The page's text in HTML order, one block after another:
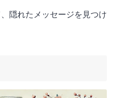
隠れたメッセージを見つけ